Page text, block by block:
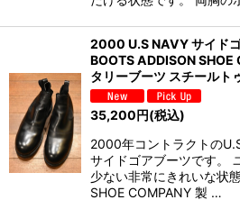
2000 U.S NAVY サイド
BOOTS ADDISON
タリーブーツ スチールト
35,200円(税込)
2000年コントラクトの
サイドゴアブーツです。
少ない非常にきれいな状
SHOE COMPANY 製 …